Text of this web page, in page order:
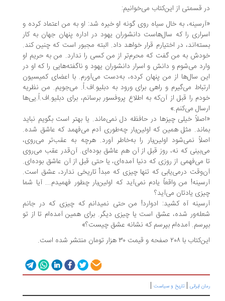
قسمتی از این‌کتاب می‌خوانیم:
به خال سیاه روی گونه‌ او خیره شد: او به من اعتماد کرده و
را که سال‌هاست دانشوران یهود در اداره‌ پنهان جهان به کار
در اختیارم قرار خواهد داد. البته مجبور است که چنین کند.
به من گفت که محرم‌تر از من کسی را ندارد. من به حریم او
می‌شوم و دانش و اسرار دانشوران یهود و ناگفته‌هایی را که او در
سال‌ها از من پنهان کرده، به‌دست می‌آورم. با اعضای کمیسیون
می‌گیرم و راهی برای ورود به دبلیو.اف.اُ. می‌جویم. من نظریه‌
را قبل از آن‌که به اطلاع پروفسور برسانم‌، برای دبلیو.اف.اُ.یی‌ها
می‌کنم.»
خیلی چیزها در حافظه دل نمی‌ماند. یا بهتر است بگویم نباید
مثل همین که اولین‌بار چه‌طوری آدم می‌فهمد که عاشق شده.
نمی‌شود اولین‌بار را به‌خاطر آورد. هرچه به عقب‌تر می‌روی،
که نه، روز قبل از آن هم عاشق بوده‌ای. آن‌قدر عقب می‌روی
می‌فهمی از روزی که دنیا آمده‌ای، یا حتی قبل از آن عاشق بوده‌ای.
درمی‌یابی که تنها چیزی که مبدأ تاریخی ندارد، عشق است.
من واقعاً یادم نمی‌آید که اولین‌بار چطور فهمیدم... آیا شما
یادتان می‌آید؟
آه کشید: ادوارد! من حتی نمیدانم که چیزی که در جانم
شده، عشق است یا چیزی دیگر. برای همین آمده‌ام تا از تو
آمده‌ام بپرسم که نشانه‌ عشق چیست؟»
صفحه و قیمت ۳۰ هزار تومان منتشر شده است.
ایرانی|تاریخ و سیاست |